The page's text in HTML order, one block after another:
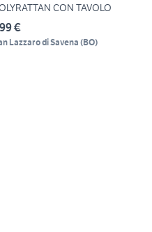
CON TAVOLO
€
Lazzaro di Savena (BO)